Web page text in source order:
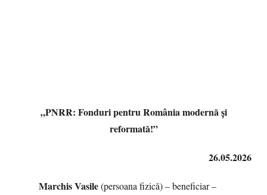
„PNRR: Fonduri pentru România modernă și
reformată!”
26.05.2026
Marchis Vasile(persoana fizică) – beneficiar –